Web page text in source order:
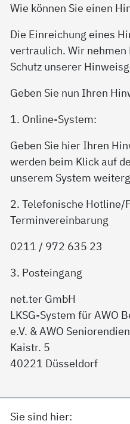
Wie können Sie einen
Die Einreichung eines
vertraulich. Wir nehmen
Schutz unserer
Geben Sie nun Ihren
1. Online-System:
Geben Sie hier Ihren
werden beim Klick auf
unserem System
2. Telefonische Hotline/
Terminvereinbarung
0211 / 972 635 23
3. Posteingang
net.ter GmbH
LKSG-System für AWO
e.V. & AWO
Kaistr. 5
40221 Düsseldorf
Sie sind hier: